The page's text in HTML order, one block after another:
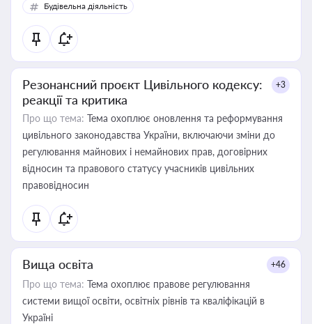
Будівельна діяльність
Резонансний проєкт Цивільного кодексу:
реакції та критика
+3
Про що тема: Тема охоплює оновлення та реформування
цивільного законодавства України, включаючи зміни до
регулювання майнових і немайнових прав, договірних
відносин та правового статусу учасників цивільних
правовідносин
Вища освіта +46
Про що тема: Тема охоплює правове регулювання
системи вищої освіти, освітніх рівнів та кваліфікацій в
Україні